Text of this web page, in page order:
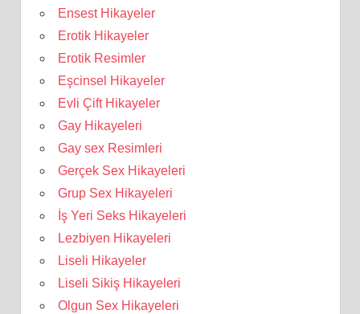
Ensest Hikayeler
Erotik Hikayeler
Erotik Resimler
Eşcinsel Hikayeler
Evli Çift Hikayeler
Gay Hikayeleri
Gay sex Resimleri
Gerçek Sex Hikayeleri
Grup Sex Hikayeleri
İş Yeri Seks Hikayeleri
Lezbiyen Hikayeleri
Liseli Hikayeler
Liseli Sikiş Hikayeleri
Olgun Sex Hikayeleri